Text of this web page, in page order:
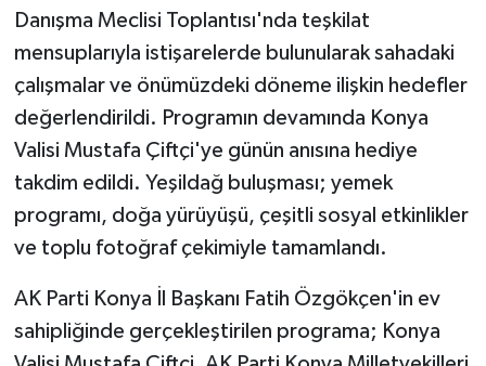
Danışma Meclisi Toplantısı'nda teşkilat
mensuplarıyla istişarelerde bulunularak sahadaki
çalışmalar ve önümüzdeki döneme ilişkin hedefler
değerlendirildi. Programın devamında Konya
Valisi Mustafa Çiftçi'ye günün anısına hediye
takdim edildi. Yeşildağ buluşması; yemek
programı, doğa yürüyüşü, çeşitli sosyal etkinlikler
ve toplu fotoğraf çekimiyle tamamlandı.
AK Parti Konya İl Başkanı Fatih Özgökçen'in ev
sahipliğinde gerçekleştirilen programa; Konya
Otomobil
POLİTİKA
Sağlık
SİYASET
TEKNOLOJİ
Turizm